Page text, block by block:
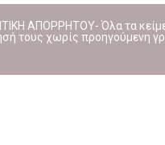
ΑΠΟΡΡΗΤΟΥ- Όλα τα
τους χωρίς προηγούμενη